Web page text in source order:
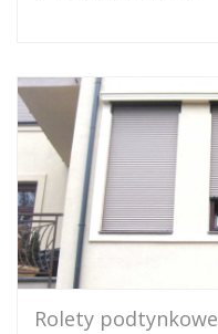
Rolety podtynkowe